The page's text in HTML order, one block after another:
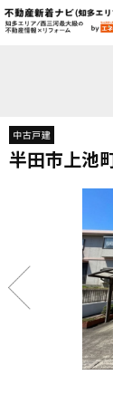
半田市上池